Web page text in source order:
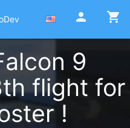
person shopping_cart
9
flight for
!